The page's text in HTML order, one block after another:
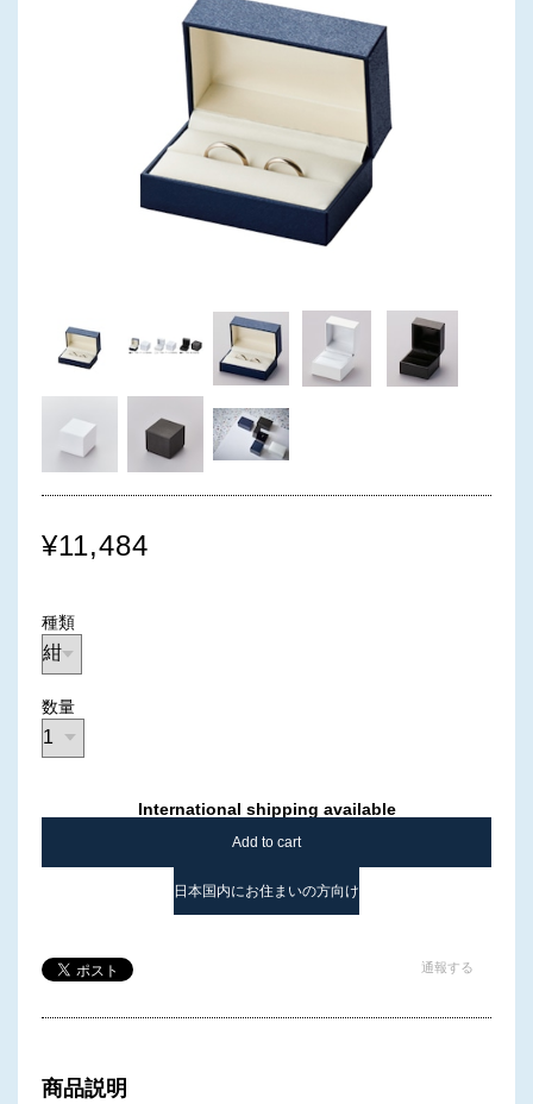
¥11,484
種類
数量
International shipping available
Add to cart
日本国内にお住まいの方向け
通報する
商品説明